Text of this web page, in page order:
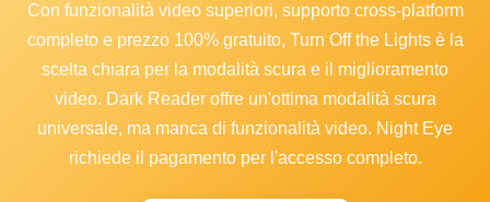
Con funzionalità video superiori, supporto cross-platform
completo e prezzo 100% gratuito, Turn Off the Lights è la
scelta chiara per la modalità scura e il miglioramento
video. Dark Reader offre un'ottima modalità scura
universale, ma manca di funzionalità video. Night Eye
richiede il pagamento per l'accesso completo.